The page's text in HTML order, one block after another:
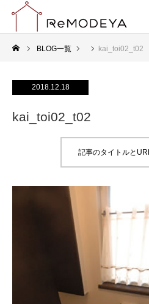
BLOG一覧 kai_toi02_t02
2018.12.18
kai_toi02_t02
記事のタイトルと